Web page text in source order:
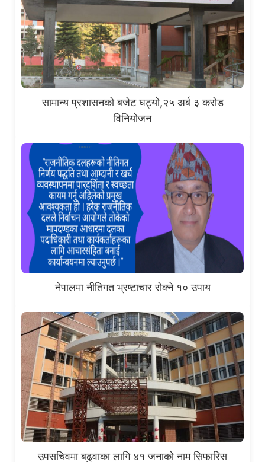
सामान्य प्रशासनको बजेट घट्यो,२५ अर्ब ३ करोड
विनियोजन
नेपालमा नीतिगत भ्रष्टाचार रोक्ने १० उपाय
उपसचिवमा बढुवाका लागि ४१ जनाको नाम सिफारिस